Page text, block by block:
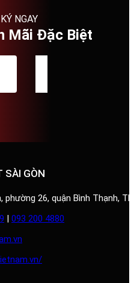
NGAY
Mãi Đặc Biệt
SÀI GÒN
phường 26, quận Bình Thạnh,
| 093 200 4880